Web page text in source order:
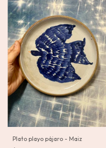
Plato playo pájaro - Maiz